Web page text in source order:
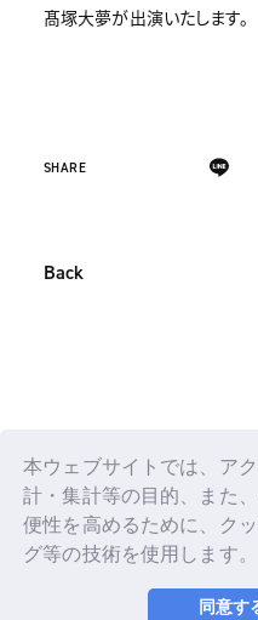
本ウェブサイトでは、ア
計・集計等の目的、また
便性を高めるために、ク
グ等の技術を使用します。
同意す
髙塚大夢が出演いたします。
SHARE
Back